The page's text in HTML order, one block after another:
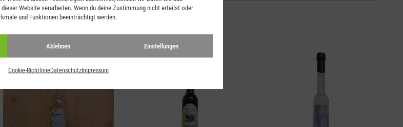
Website verarbeiten. Wenn du deine Zustimmung nicht erteilst oder
und Funktionen beeinträchtigt werden.
Ablehnen Einstellungen
Cookie-RichtlinieDatenschutzImpressum